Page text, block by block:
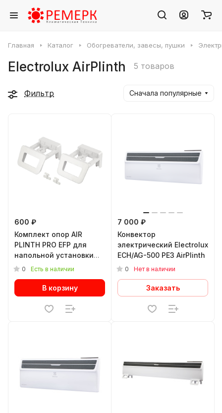
Главная Каталог Обогреватели, завесы, пушки
Electrolux AirPlinth 5 товаров
Фильтр Сначала популярные
600 ₽
Комплект опор AIR
PLINTH PRO EFP для
напольной установки
конвектора AIR PLINTH
0 Есть в наличии
В корзину
7 000 ₽
Конвектор
электрический Electrolux
ECH/AG-500 PE3 AirPlinth
0 Нет в наличии
Заказать